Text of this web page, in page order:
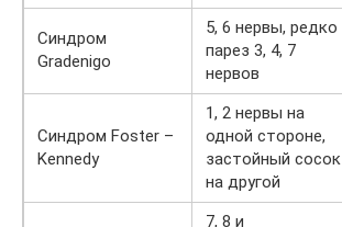
Синдром
Gradenigo
5, 6 нервы, редко
парез 3, 4, 7
нервов
Синдром Foster –
Kennedy
1, 2 нервы на
одной стороне,
застойный сосок
на другой
7, 8 и